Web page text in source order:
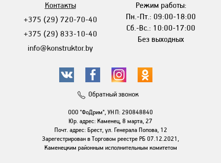
Контакты
+375 (29) 720-70-40
+375 (29) 833-10-40
info@konstruktor.by
Режим работы:
Пн.-Пт.: 09:00-18:00
Сб.-Вс.: 10:00-17:00
Без выходных
Обратный звонок
ООО "ФоДрим", УНП: 290848840
Юр. адрес: Каменец, 8 марта, 27
Почт. адрес: Брест, ул. Генерала Попова, 12
Зарегестрирован в Торговом реестре РБ 07.12.2021,
Каменецким районным исполнительным комитетом